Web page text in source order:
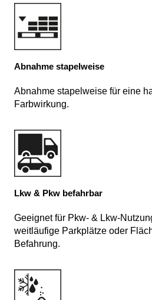
Abnahme stapelweise
Abnahme stapelweise für eine
Farbwirkung.
Lkw & Pkw befahrbar
Geeignet für Pkw- & Lkw-
weitläufige Parkplätze oder
Befahrung.